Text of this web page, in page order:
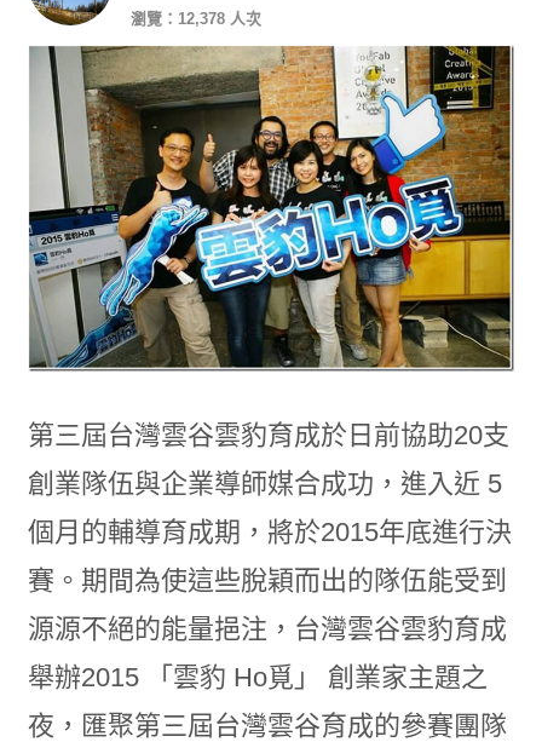
瀏覽：12,378 人次
第三屆台灣雲谷雲豹育成於日前協助20支
創業隊伍與企業導師媒合成功，進入近 5
個月的輔導育成期，將於2015年底進行決
賽。期間為使這些脫穎而出的隊伍能受到
源源不絕的能量挹注，台灣雲谷雲豹育成
舉辦2015 「雲豹 Ho覓」 創業家主題之
夜，匯聚第三屆台灣雲谷育成的參賽團隊